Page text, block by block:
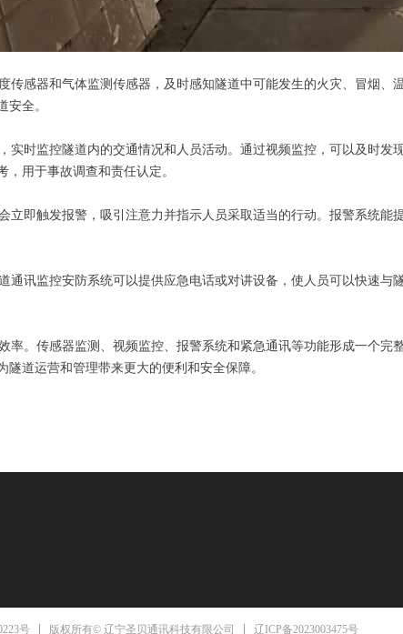
感器和气体监测传感器，及时感知隧道中可能发生的火灾、冒烟、
安全。
时监控隧道内的交通情况和人员活动。通过视频监控，可以及时发
用于事故调查和责任认定。
即触发报警，吸引注意力并指示人员采取适当的行动。报警系统能
讯监控安防系统可以提供应急电话或对讲设备，使人员可以快速与
。传感器监测、视频监控、报警系统和紧急通讯等功能形成一个完
道运营和管理带来更大的便利和安全保障。
号 版权所有© 辽宁圣贝通讯科技有限公司 辽ICP备2023003475号